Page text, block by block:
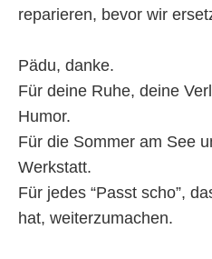
reparieren, bevor wir
Pädu, danke.
Für deine Ruhe, deine
Humor.
Für die Sommer am See
Werkstatt.
Für jedes “Passt scho”,
hat, weiterzumachen.